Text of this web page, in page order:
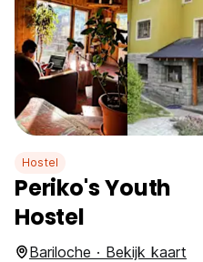
Hostel
Periko's Youth
Hostel
Bariloche · Bekijk kaart